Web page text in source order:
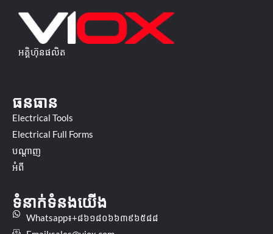
អគ្គិហ៊ុនផលិត
ធនធាន
Electrical Tools
Electrical Full Forms
បណ្ដាញ
អំពី
ទំនាក់ទំនងយើង
Whatsapp៖+៨៦១៨០៦៦៣៩៦៥៨៨